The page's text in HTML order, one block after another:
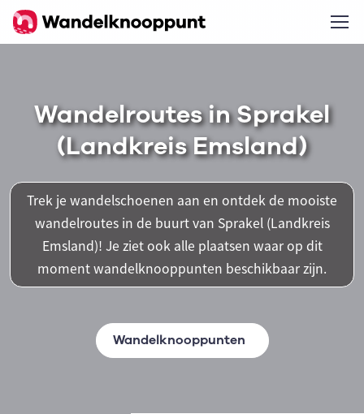
Wandelroutes in Sprakel
(Landkreis Emsland)
Trek je wandelschoenen aan en ontdek de mooiste
wandelroutes in de buurt van Sprakel (Landkreis
Emsland)! Je ziet ook alle plaatsen waar op dit
moment wandelknooppunten beschikbaar zijn.
Wandelknooppunten